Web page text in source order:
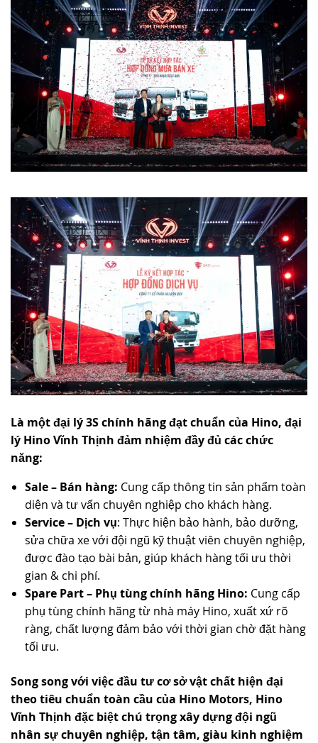
Là một đại lý 3S chính hãng đạt chuẩn của Hino, đại
lý Hino Vĩnh Thịnh đảm nhiệm đầy đủ các chức
năng:
Sale – Bán hàng: Cung cấp thông tin sản phẩm toàn
diện và tư vấn chuyên nghiệp cho khách hàng.
Service – Dịch vụ: Thực hiện bảo hành, bảo dưỡng,
sửa chữa xe với đội ngũ kỹ thuật viên chuyên nghiệp,
được đào tạo bài bản, giúp khách hàng tối ưu thời
gian & chi phí.
Spare Part – Phụ tùng chính hãng Hino: Cung cấp
phụ tùng chính hãng từ nhà máy Hino, xuất xứ rõ
ràng, chất lượng đảm bảo với thời gian chờ đặt hàng
tối ưu.
Song song với việc đầu tư cơ sở vật chất hiện đại
theo tiêu chuẩn toàn cầu của Hino Motors, Hino
Vĩnh Thịnh đặc biệt chú trọng xây dựng đội ngũ
nhân sự chuyên nghiệp, tận tâm, giàu kinh nghiệm